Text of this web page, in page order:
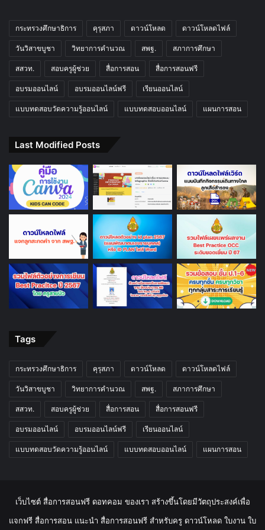
กระทรวงศึกษาธิการ คุรุสภา ดาวน์โหลด ดาวน์โหลดไฟล์
วันวิสาขบูชา วิทยาการคำนวณ สพฐ. สภาการศึกษา
สสวท. สอบครูผู้ช่วย สื่อการสอน สื่อการสอนฟรี
อบรมออนไลน์ อบรมออนไลน์ฟรี เรียนออนไลน์
แบบทดสอบวัดความรู้ออนไลน์ แบบทดสอบออนไลน์ แผนการสอน
Last Modified Posts
Tags
กระทรวงศึกษาธิการ คุรุสภา ดาวน์โหลด ดาวน์โหลดไฟล์
วันวิสาขบูชา วิทยาการคำนวณ สพฐ. สภาการศึกษา
สสวท. สอบครูผู้ช่วย สื่อการสอน สื่อการสอนฟรี
อบรมออนไลน์ อบรมออนไลน์ฟรี เรียนออนไลน์
แบบทดสอบวัดความรู้ออนไลน์ แบบทดสอบออนไลน์ แผนการสอน
เว็บไซต์ สื่อการสอนฟรี ดอทคอม ของเรา สร้างขึ้นโดยมีวัตถุประสงค์เพื่อ
แจกฟรี สื่อการสอน แนะนำ สื่อการสอนฟรี สำหรับครู ดาวน์โหลด ใบงาน ใบ